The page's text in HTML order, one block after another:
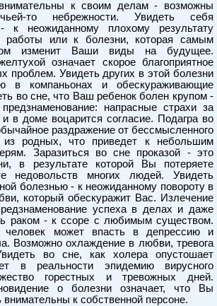
к своим делам - возможны
то небрежности. Увидеть себя
к неожиданному плохому результату
работы или к болезни, которая самым
изменит Ваши виды на будущее.
означает скорое благоприятное
проблем. Увидеть других в этой болезни
в компаньонах и обескураживающие
во сне, что Ваш ребенок болен крупом -
напрасные страхи за
и в доме воцарится согласие. Подагра во
раздражение от бессмысленного
из родных, что приведет к небольшим
Заразиться во сне проказой - это
в результате которой Вы потеряете
недовольств многих людей. Увидеть
болезнью - к неожиданному повороту в
который обескуражит Вас. Излечение
успеха в делах и даже
раком - к ссоре с любимым существом.
человек может впасть в депрессию и
Возможно охлаждение в любви, тревога
во сне, как холера опустошает
в реальности эпидемию вирусного
горестных и тревожных дней.
о болезни означает, что Вы
к собственной персоне.